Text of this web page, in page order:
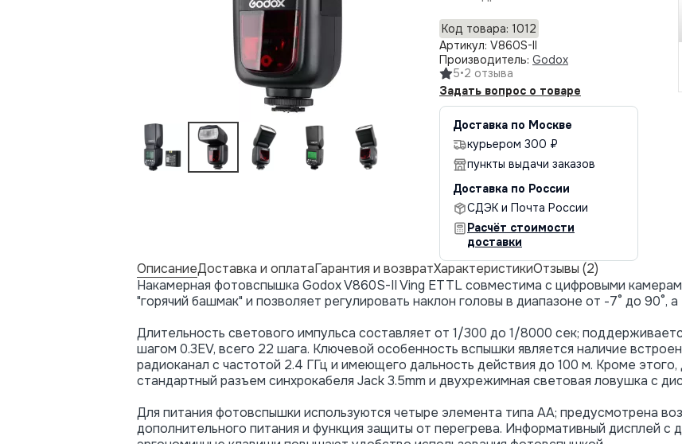
Код товара: 1012
Артикул: V860S-II
Производитель: Godox
5•2 отзыва
Задать вопрос о товаре
Доставка по Москве
курьером 300 ₽
пункты выдачи заказов
Доставка по России
СДЭК и Почта России
Расчёт стоимости
доставки
ОписаниеДоставка и оплатаГарантия и возвратХарактеристикиОтзывы (2)
Накамерная фотовспышка Godox V860S-II Ving ETTL совместима с цифровыми
"горячий башмак" и позволяет регулировать наклон головы в диапазоне от -7° до 90°,
Длительность светового импульса составляет от 1/300 до 1/8000 сек;
шагом 0.3EV, всего 22 шага. Ключевой особенность вспышки является наличие
радиоканал с частотой 2.4 ГГц и имеющего дальность действия до 100 м. Кроме этого,
стандартный разъем синхрокабеля Jack 3.5mm и двухрежимная световая ловушка с
Для питания фотовспышки используются четыре элемента типа AA; предусмотрена
дополнительного питания и функция защиты от перегрева. Информативный дисплей с